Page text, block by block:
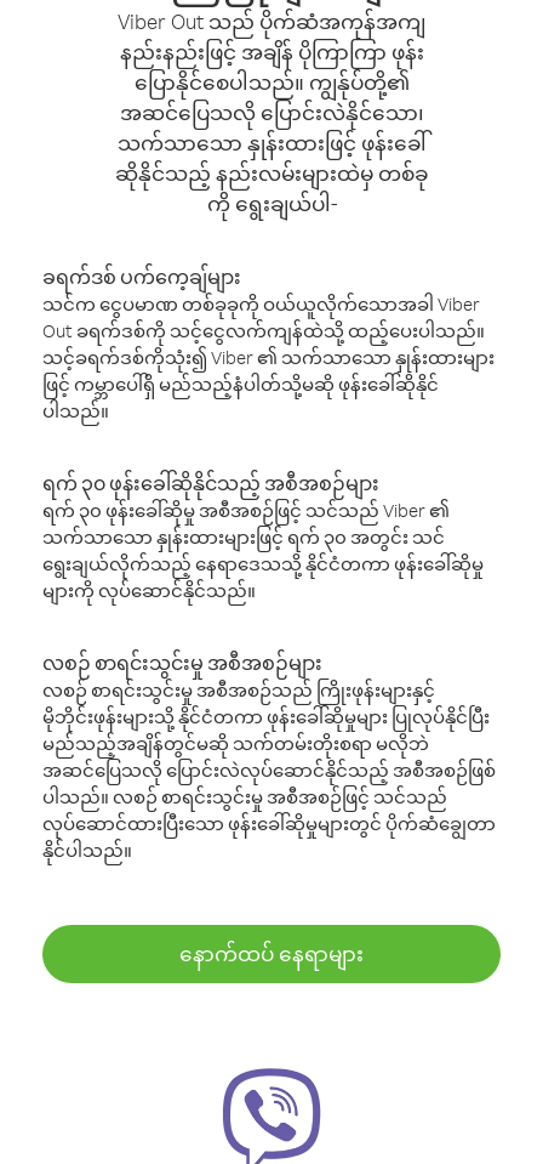
Viber Out သည် ပိုက်ဆံအကုန်အကျ
နည်းနည်းဖြင့် အချိန် ပိုကြာကြာ ဖုန်း
ပြောနိုင်စေပါသည်။ ကျွန်ုပ်တို့၏
အဆင်ပြေသလို ပြောင်းလဲနိုင်သော၊
သက်သာသော နှုန်းထားဖြင့် ဖုန်းခေါ်
ဆိုနိုင်သည့် နည်းလမ်းများထဲမှ တစ်ခု
ကို ရွေးချယ်ပါ-
ခရက်ဒစ် ပက်ကေ့ချ်များ
သင်က ငွေပမာဏ တစ်ခုခုကို ဝယ်ယူလိုက်သောအခါ Viber
Out ခရက်ဒစ်ကို သင့်ငွေလက်ကျန်ထဲသို့ ထည့်ပေးပါသည်။
သင့်ခရက်ဒစ်ကိုသုံး၍ Viber ၏ သက်သာသော နှုန်းထားများ
ဖြင့် ကမ္ဘာပေါ်ရှိ မည်သည့်နံပါတ်သို့မဆို ဖုန်းခေါ်ဆိုနိုင်
ပါသည်။
ရက် ၃၀ ဖုန်းခေါ်ဆိုနိုင်သည့် အစီအစဉ်များ
ရက် ၃၀ ဖုန်းခေါ်ဆိုမှု အစီအစဉ်ဖြင့် သင်သည် Viber ၏
သက်သာသော နှုန်းထားများဖြင့် ရက် ၃၀ အတွင်း သင်
ရွေးချယ်လိုက်သည့် နေရာဒေသသို့ နိုင်ငံတကာ ဖုန်းခေါ်ဆိုမှု
များကို လုပ်ဆောင်နိုင်သည်။
လစဉ် စာရင်းသွင်းမှု အစီအစဉ်များ
လစဉ် စာရင်းသွင်းမှု အစီအစဉ်သည် ကြိုးဖုန်းများနှင့်
မိုဘိုင်းဖုန်းများသို့ နိုင်ငံတကာ ဖုန်းခေါ်ဆိုမှုများ ပြုလုပ်နိုင်ပြီး
မည်သည့်အချိန်တွင်မဆို သက်တမ်းတိုးစရာ မလိုဘဲ
အဆင်ပြေသလို ပြောင်းလဲလုပ်ဆောင်နိုင်သည့် အစီအစဉ်ဖြစ်
ပါသည်။ လစဉ် စာရင်းသွင်းမှု အစီအစဉ်ဖြင့် သင်သည်
လုပ်ဆောင်ထားပြီးသော ဖုန်းခေါ်ဆိုမှုများတွင် ပိုက်ဆံချွေတာ
နိုင်ပါသည်။
နောက်ထပ် နေရာများ